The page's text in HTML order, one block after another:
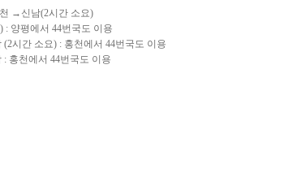
→신남(2시간 소요)
양평에서 44번국도 이용
간 소요) : 홍천에서 44번국도 이용
천에서 44번국도 이용